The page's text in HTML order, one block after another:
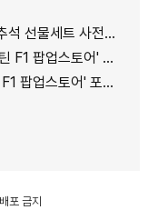
세트 사전예약 실시
스토어' 포토콜 참석
스토어' 포토콜 참석
포 금지